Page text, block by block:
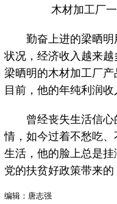
木材加工厂一
勤奋上进的梁晒明
状况，经济收入越来越
梁晒明的木材加工厂产
目前，他的年纯利润收
曾经丧失生活信心
情，如今过着不愁吃
生活，他的脸上总是
党的扶贫好政策带来
编辑：唐志强